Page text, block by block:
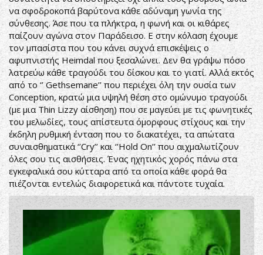
να σφοδροκοπά βαρύτονα κάθε αδύναμη γωνία της
σύνθεσης. Άσε που τα πλήκτρα, η φωνή και οι κιθάρες
παίζουν αγώνα στον Παράδεισο. Ε στην κόλαση έχουμε
τον μπασίστα που του κάνει συχνά επισκέψεις ο
αφυπνιστής Heimdal που ξεσαλώνει. Δεν θα γράψω πόσο
λατρεύω κάθε τραγούδι του δίσκου και το γιατί. Αλλά εκτός
από το ‘’ Gethsemane’’ που περιέχει όλη την ουσία των
Conception, κρατώ μια υψηλή θέση στο ομώνυμο τραγούδι
(με μια Thin Lizzy αίσθηση) που σε μαγεύει με τις φωνητικές
του μελωδίες, τους απίστευτα όμορφους στίχους και την
έκδηλη ρυθμική ένταση που το διακατέχει, τα απώτατα
συναισθηματικά ‘’Cry’’ και ‘’Hold On’’ που αιχμαλωτίζουν
όλες σου τις αισθήσεις. Ένας ηχητικός χορός πάνω στα
εγκεφαλικά σου κύτταρα από τα οποία κάθε φορά θα
πιέζονται εντελώς διαφορετικά και πάντοτε τυχαία.